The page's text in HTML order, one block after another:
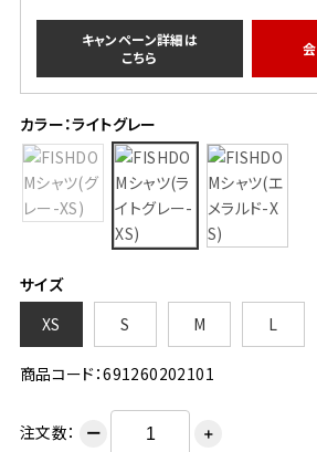
キャンペーン詳細は
こちら
カラー：ライトグレー
サイズ
XS
S M L
商品コード：691260202101
注文数： ー ＋